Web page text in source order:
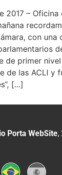
2017 – Oficina
con una
de primer
de las ACLI y
[…]
Porta WebSite,